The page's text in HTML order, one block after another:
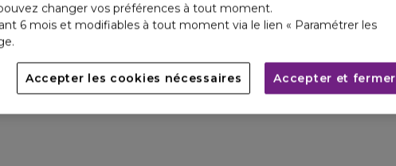
changer vos préférences à tout moment.
6 mois et modifiables à tout moment via le lien « Paramétrer les
Accepter les cookies nécessaires Accepter et fermer